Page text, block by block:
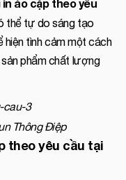
in áo cặp theo yêu
thể tự do sáng tạo
hiện tình cảm một cách
phẩm chất lượng
Thông Điệp
theo yêu cầu tại